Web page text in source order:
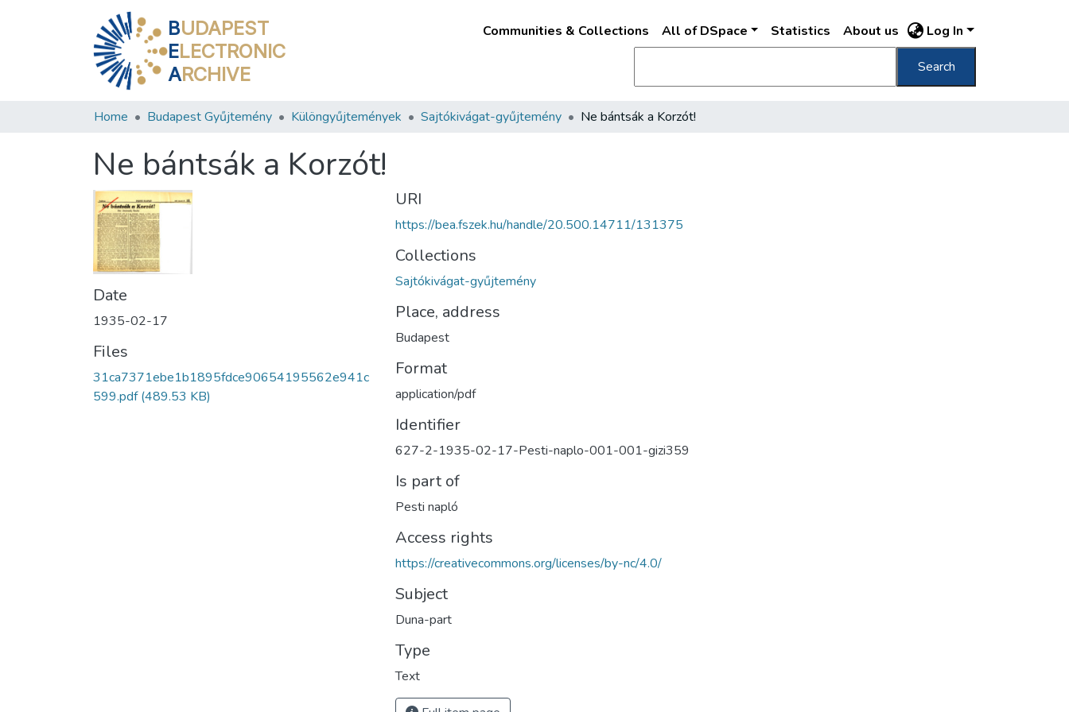
BUDAPEST
ELECTRONIC
ARCHIVE
Communities & Collections All of DSpace Statistics About us Log In
Search
Home Budapest Gyűjtemény Különgyűjtemények Sajtókivágat-gyűjtemény Ne bántsák a Korzót!
Ne bántsák a Korzót!
Date
1935-02-17
Files
31ca7371ebe1b1895fdce90654195562e941c
599.pdf(489.53 KB)
URI
https://bea.fszek.hu/handle/20.500.14711/131375
Collections
Sajtókivágat-gyűjtemény
Place, address
Budapest
Format
application/pdf
Identifier
627-2-1935-02-17-Pesti-naplo-001-001-gizi359
Is part of
Pesti napló
Access rights
https://creativecommons.org/licenses/by-nc/4.0/
Subject
Duna-part
Type
Text